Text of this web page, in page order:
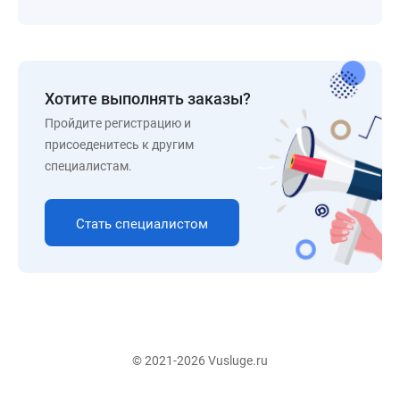
Хотите выполнять заказы?
Пройдите регистрацию и
присоеденитесь к другим
специалистам.
Стать специалистом
© 2021-2026 Vusluge.ru